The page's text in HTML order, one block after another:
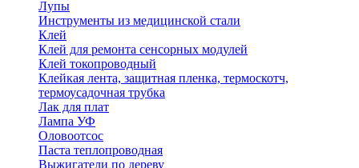
Лупы
Инструменты из медицинской стали
Клей
Клей для ремонта сенсорных модулей
Клей токопроводный
Клейкая лента, защитная пленка, термоскотч,
термоусадочная трубка
Лак для плат
Лампа УФ
Оловоотсос
Паста теплопроводная
Выжигатели по дереву